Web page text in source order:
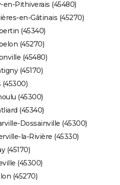
en-Pithiverais (45480)
en-Gâtinais (45270)
(45340)
(45270)
(45480)
(45170)
(45300)
(45300)
(45340)
Dossainville (45300)
la-Rivière (45330)
(45170)
(45300)
(45270)